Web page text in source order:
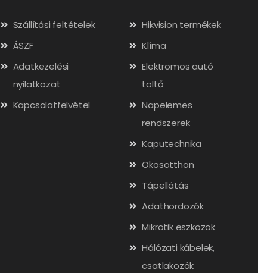
Szállítási feltételek
ÁSZF
Adatkezelési
nyilatkozat
Kapcsolatfelvétel
Hikvision termékek
Klíma
Elektromos autó
töltő
Napelemes
rendszerek
Kaputechnika
Okosotthon
Tápellátás
Adathordozók
Mikrotik eszközök
Hálózati kábelek,
csatlakozók